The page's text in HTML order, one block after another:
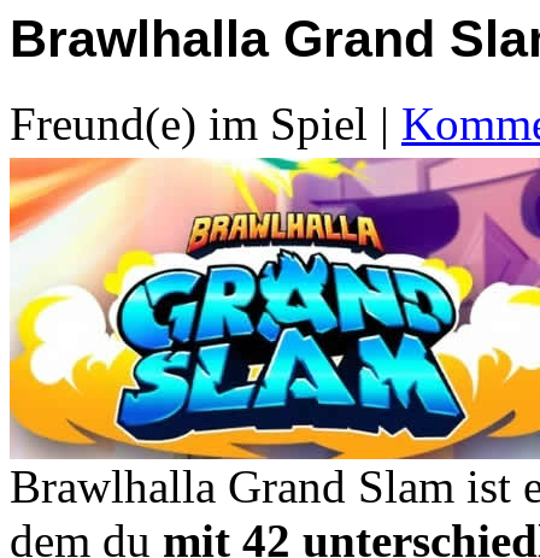
Brawlhalla Grand
Freund(e) im Spiel |
Brawlhalla Grand Slam ist
dem du mit 42